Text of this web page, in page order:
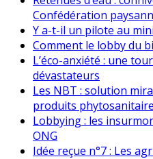
Confédération
Y a-t-il un pilote au
Comment le lobby du
L’éco-anxiété : une
dévastateurs
Les NBT : solution
produits
Lobbying : les
ONG
Idée reçue n°7 : Les